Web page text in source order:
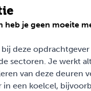
heb je geen moeite
deze
sectoren. Je werkt
van deze deuren
een koelcel,